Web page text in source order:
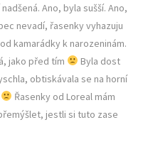
Ano, byla sušší. Ano,
nevadí, řasenky vyhazuju
kamarádky k narozeninám.
jako před tím
Byla dost
obtiskávala se na horní
Řasenky od Loreal mám
jestli si tuto zase